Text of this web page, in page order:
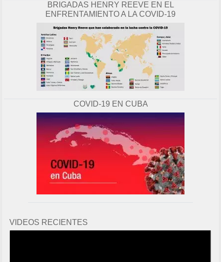
BRIGADAS HENRY REEVE EN EL
ENFRENTAMIENTO A LA COVID-19
COVID-19 EN CUBA
VIDEOS RECIENTES